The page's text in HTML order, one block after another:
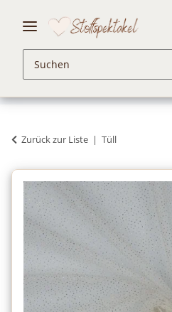
Zurück zur Liste Tüll